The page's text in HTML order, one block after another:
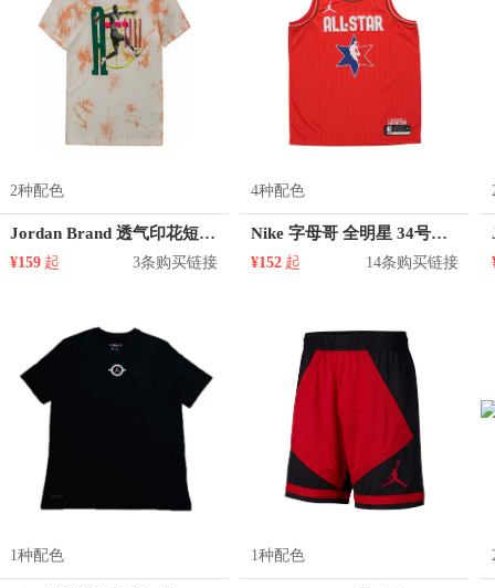
2种配色
Jordan Brand 透气印花短袖T恤 AQ3756
¥159 起 3条购买链接
4种配色
Nike 字母哥 全明星 34号球衣
¥152 起 14条购买链接
1种配色 1种配色